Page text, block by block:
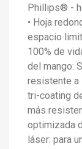
Phillips® -
• Hoja
espacio
100% de
del mango:
resistente a
tri-coating
más
optimizada
láser: para